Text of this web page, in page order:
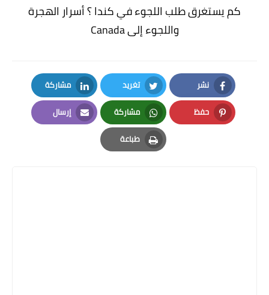
كم يستغرق طلب اللجوء في كندا ؟ أسرار الهجرة
واللجوء إلى Canada
نشر
Facebook
تغريد
Twitter
مشاركة
LinkedIn
حفظ
Pinterest
مشاركة
Whatsapp
إرسال
Email
طباعة
Print